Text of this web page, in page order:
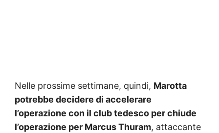
Nelle prossime settimane, quindi, Marotta
potrebbe decidere di accelerare
l’operazione con il club tedesco per chiude
l’operazione per Marcus Thuram, attaccante